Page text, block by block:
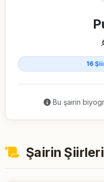
16
Bu şairin
Şairin Şiirleri